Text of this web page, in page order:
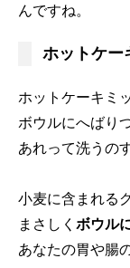
んですね。
ホットケー
ホットケーキミ
ボウルにへばり
あれって洗うの
小麦に含まれる
まさしく ボウル
あなたの胃や腸